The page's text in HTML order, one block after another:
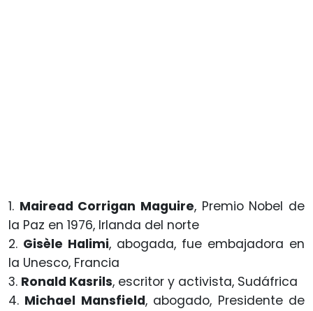
1. Mairead Corrigan Maguire, Premio Nobel de
la Paz en 1976, Irlanda del norte
2. Gisèle Halimi, abogada, fue embajadora en
la Unesco, Francia
3. Ronald Kasrils, escritor y activista, Sudáfrica
4. Michael Mansfield, abogado, Presidente de